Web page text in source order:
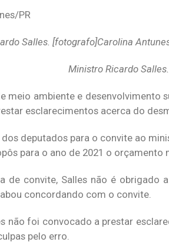
PR
Ministro Ricardo
meio ambiente e desenvolvimento
esclarecimentos acerca do
deputados para o convite ao
para o ano de 2021 o
de convite, Salles não é obrigado
concordando com o convite.
não foi convocado a prestar
pelo erro.